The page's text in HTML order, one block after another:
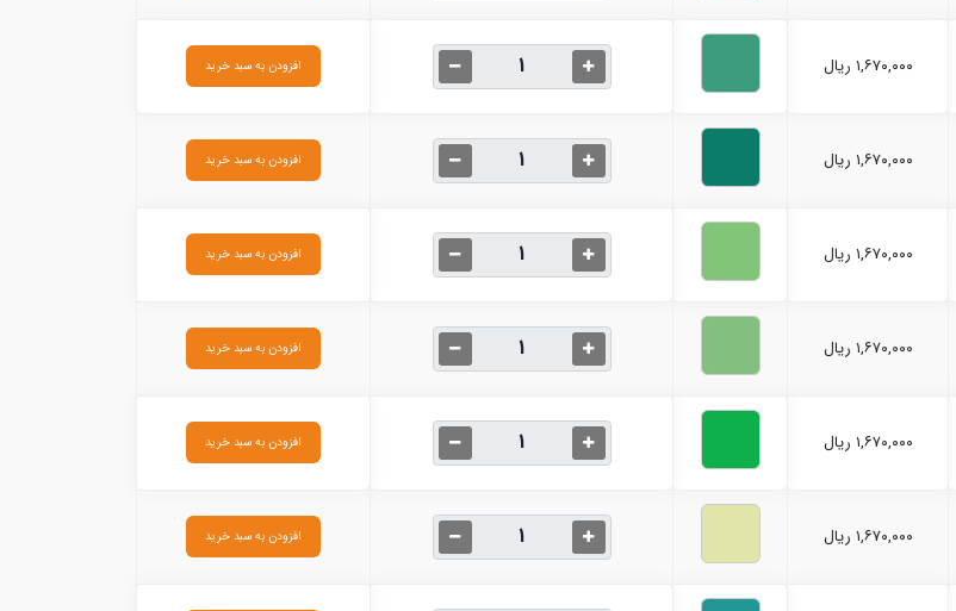
۱,۶۷۰,۰۰۰ ریال افزودن به سبد خرید
۱,۶۷۰,۰۰۰ ریال افزودن به سبد خرید
۱,۶۷۰,۰۰۰ ریال افزودن به سبد خرید
۱,۶۷۰,۰۰۰ ریال افزودن به سبد خرید
۱,۶۷۰,۰۰۰ ریال افزودن به سبد خرید
۱,۶۷۰,۰۰۰ ریال افزودن به سبد خرید